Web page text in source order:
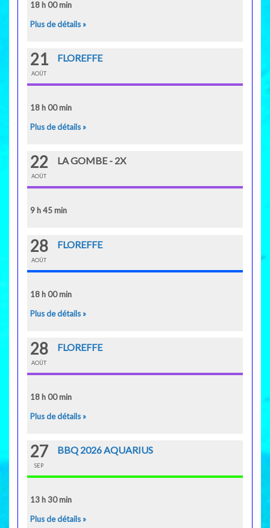
18 h 00 min
Plus de détails »
21
AOÛT
FLOREFFE
18 h 00 min
Plus de détails »
22
AOÛT
LA GOMBE - 2X
9 h 45 min
28
AOÛT
FLOREFFE
18 h 00 min
Plus de détails »
28
AOÛT
FLOREFFE
18 h 00 min
Plus de détails »
27
SEP
BBQ 2026 AQUARIUS
13 h 30 min
Plus de détails »